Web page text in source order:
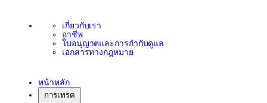
เกี่ยวกับเรา
อาชีพ
ใบอนุญาตและการกำกับดูแล
เอกสารทางกฎหมาย
หน้าหลัก
การเทรด